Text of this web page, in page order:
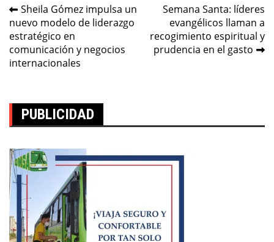
Navegación
de
entradas
Sheila Gómez impulsa un
nuevo modelo de liderazgo
estratégico en
comunicación y negocios
internacionales
Semana Santa: líderes
evangélicos llaman a
recogimiento espiritual y
prudencia en el gasto
PUBLICIDAD